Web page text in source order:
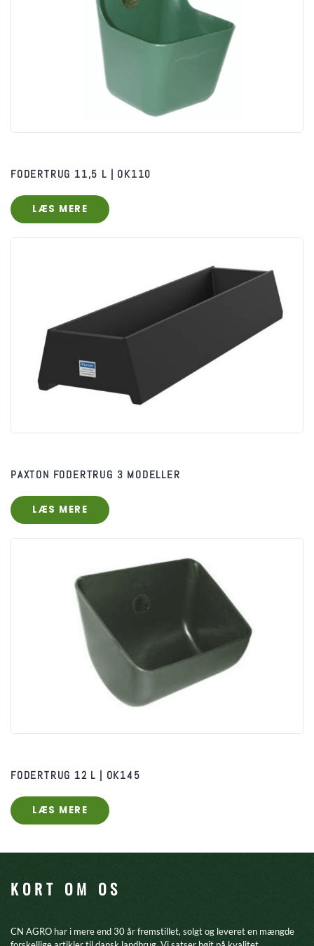
FODERTRUG 11,5 L | OK110
LÆS MERE
PAXTON FODERTRUG 3 MODELLER
LÆS MERE
FODERTRUG 12 L | OK145
LÆS MERE
KORT OM OS
CN AGRO har i mere end 30 år fremstillet, solgt og leveret en mængde